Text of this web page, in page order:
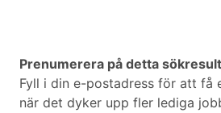
Prenumerera på detta
Fyll i din e-postadress för att få
när det dyker upp fler lediga